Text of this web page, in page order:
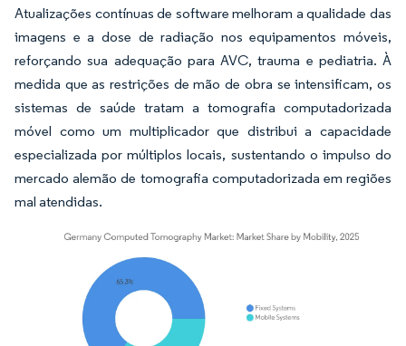
Atualizações contínuas de software melhoram a qualidade das
imagens e a dose de radiação nos equipamentos móveis,
reforçando sua adequação para AVC, trauma e pediatria. À
medida que as restrições de mão de obra se intensificam, os
sistemas de saúde tratam a tomografia computadorizada
móvel como um multiplicador que distribui a capacidade
especializada por múltiplos locais, sustentando o impulso do
mercado alemão de tomografia computadorizada em regiões
mal atendidas.